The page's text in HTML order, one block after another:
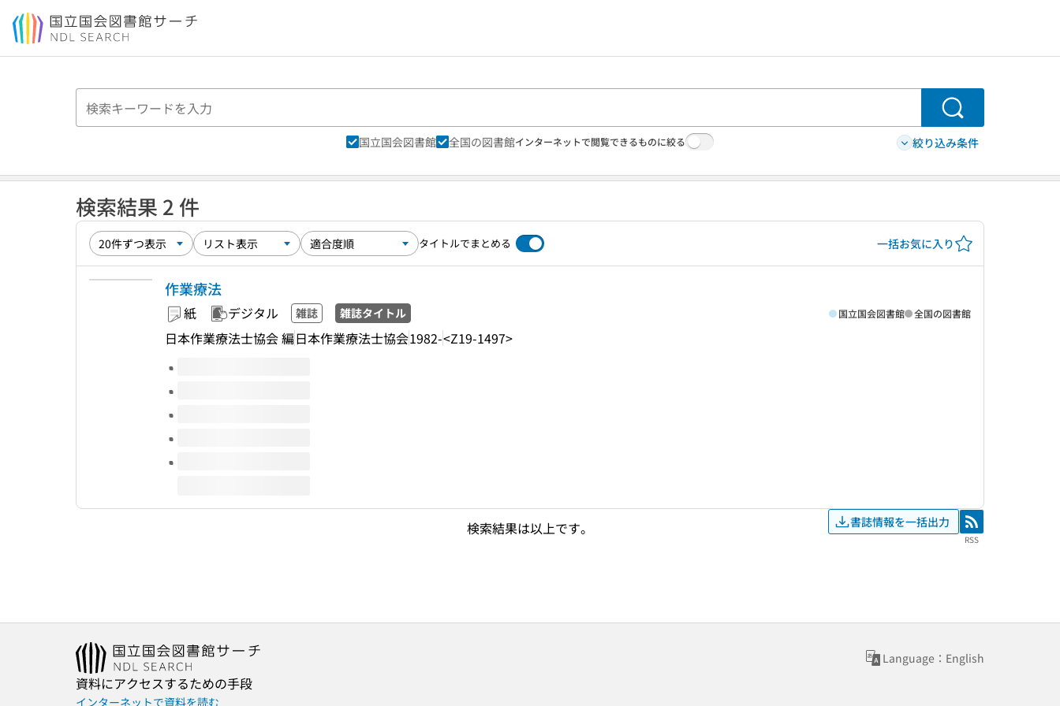
本文へ移動
検索
国立国会図書館 全国の図書館インターネットで閲覧できるものに絞る 絞り込み条件
検索結果 2 件
タイトルでまとめる 一括お気に入り
作業療法
紙 デジタル 雑誌 雑誌タイトル
日本作業療法士協会 編日本作業療法士協会1982-<Z19-1497>
国立国会図書館 全国の図書館
このタイトルの巻号
検索結果は以上です。 書誌情報を一括出力 RSS
RSS
Language：English
資料にアクセスするための手段
インターネットで資料を読む